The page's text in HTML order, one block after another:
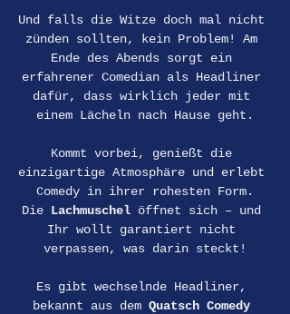
Und falls die Witze doch mal nicht
zünden sollten, kein Problem! Am
Ende des Abends sorgt ein
erfahrener Comedian als Headliner
dafür, dass wirklich jeder mit
einem Lächeln nach Hause geht.
Kommt vorbei, genießt die
einzigartige Atmosphäre und erlebt
Comedy in ihrer rohesten Form.
Die Lachmuschel öffnet sich – und
Ihr wollt garantiert nicht
verpassen, was darin steckt!
Es gibt wechselnde Headliner,
bekannt aus dem Quatsch Comedy